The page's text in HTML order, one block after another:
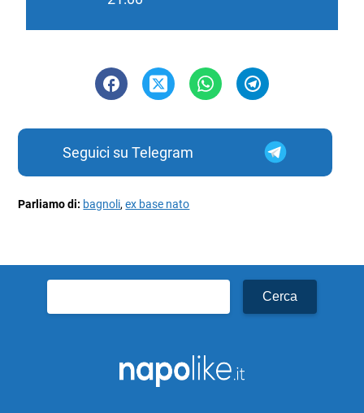
Seguici su Telegram
Parliamo di: bagnoli,ex base nato
per: